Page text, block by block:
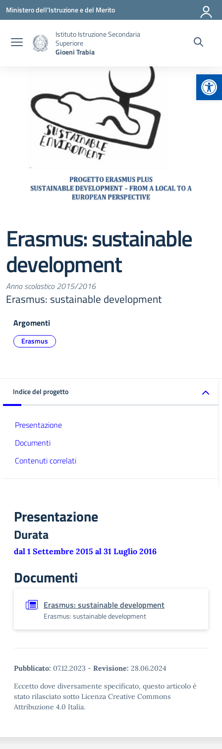
Vai ai contenuti
Vai al menu di navigazione
Vai al footer
Ministero dell'Istruzione e del Merito
Istituto Istruzione Secondaria
Superiore
Gioeni Trabia
Erasmus: sustainable
development
Anno scolastico 2015/2016
Erasmus: sustainable development
Argomenti
Erasmus
Indice del progetto
Presentazione
Documenti
Contenuti correlati
Presentazione
Durata
dal 1 Settembre 2015 al 31 Luglio 2016
Documenti
Erasmus: sustainable development
Erasmus: sustainable development
Pubblicato: 07.12.2023 - Revisione: 28.06.2024
Eccetto dove diversamente specificato, questo articolo è
stato rilasciato sotto Licenza Creative Commons
Attribuzione 4.0 Italia.